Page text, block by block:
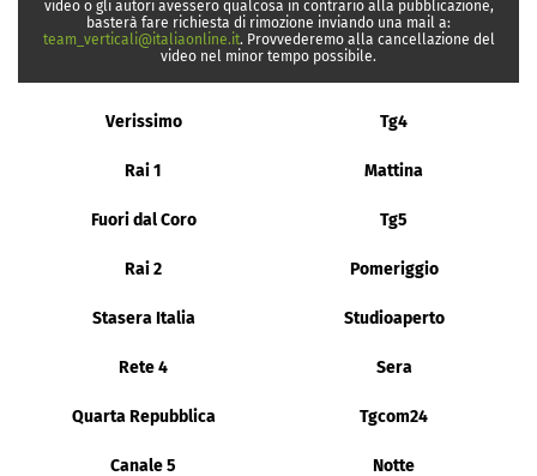
video o gli autori avessero qualcosa in contrario alla pubblicazione,
basterà fare richiesta di rimozione inviando una mail a:
team_verticali@italiaonline.it. Provvederemo alla cancellazione del
video nel minor tempo possibile.
Verissimo Tg4
Rai 1 Mattina
Fuori dal Coro Tg5
Rai 2 Pomeriggio
Stasera Italia Studioaperto
Rete 4 Sera
Quarta Repubblica Tgcom24
Canale 5 Notte